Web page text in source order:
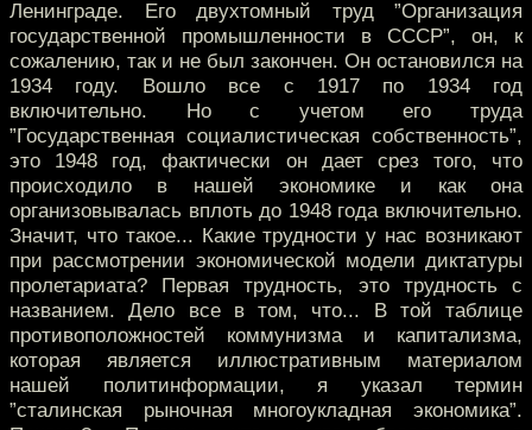
Ленинграде. Его двухтомный труд ”Организация
государственной промышленности в СССР”, он, к
сожалению, так и не был закончен. Он остановился на
1934 году. Вошло все с 1917 по 1934 год
включительно. Но с учетом его труда
”Государственная социалистическая собственность”,
это 1948 год, фактически он дает срез того, что
происходило в нашей экономике и как она
организовывалась вплоть до 1948 года включительно.
Значит, что такое... Какие трудности у нас возникают
при рассмотрении экономической модели диктатуры
пролетариата? Первая трудность, это трудность с
названием. Дело все в том, что... В той таблице
противоположностей коммунизма и капитализма,
которая является иллюстративным материалом
нашей политинформации, я указал термин
”сталинская рыночная многоукладная экономика”.